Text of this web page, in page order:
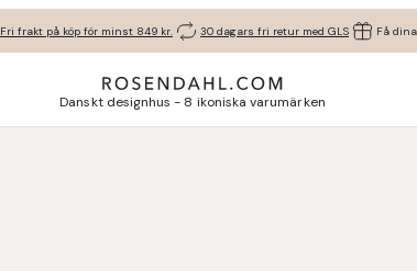
Fri frakt på köp för minst 849 kr. 30 dagars fri retur med GLS Få
Danskt designhus - 8 ikoniska varumärken